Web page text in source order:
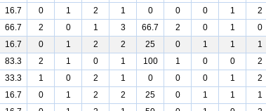
16.7
0 1 2 1 0 0 0 1 2
66.7
2 0 1 3 66.7 2 0 1 0
16.7
0 1 2 2 25 0 1 1 1
83.3
2 1 0 1 100 1 0 0 2
33.3
1 0 2 1 0 0 0 1 2
16.7
0 1 2 2 25 0 1 1 1